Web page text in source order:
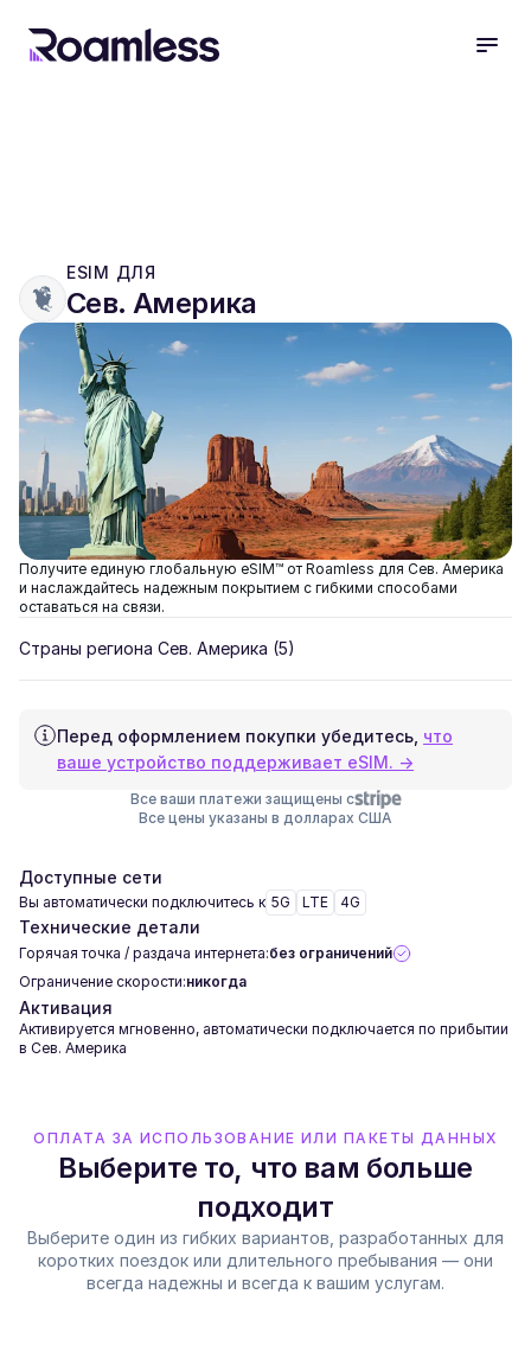
ESIM ДЛЯ
Сев. Америка
Получите единую глобальную eSIM™ от Roamless для Сев. Америка
и наслаждайтесь надежным покрытием с гибкими способами
оставаться на связи.
Страны региона Сев. Америка (5)
Перед оформлением покупки убедитесь, что
ваше устройство поддерживает eSIM. →
Все ваши платежи защищены с
Все цены указаны в долларах США
Доступные сети
Вы автоматически подключитесь к 5G LTE 4G
Технические детали
Горячая точка / раздача интернета:без ограничений
Ограничение скорости:никогда
Активация
Активируется мгновенно, автоматически подключается по прибытии
в Сев. Америка
ОПЛАТА ЗА ИСПОЛЬЗОВАНИЕ ИЛИ ПАКЕТЫ ДАННЫХ
Выберите то, что вам больше
подходит
Выберите один из гибких вариантов, разработанных для
коротких поездок или длительного пребывания — они
всегда надежны и всегда к вашим услугам.